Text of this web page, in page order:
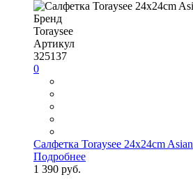
Бренд
Toraysee
Артикул
325137
0
Салфетка Toraysee 24x24cm Asian
Подробнее
1 390 руб.